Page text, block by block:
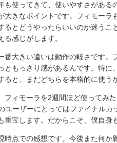
も使ってきて、使いやすさがある
大きなポイントです。フィモーラ
るとどうやったらいいのか迷う
る感じがします。
番大きい違いは動作の軽さです
ともっさり感があるんです。特
ると、まだどちらを本格的に使う
フィモーラを2週間ほど使ってみ
ユーザーにとってはファイナル
重宝します。だからこそ、僕自身
時点での感想です。今後また何